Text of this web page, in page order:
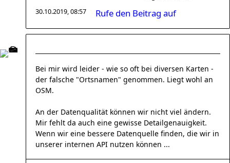
30.10.2019, 08:57
Rufe den Beitrag auf
Bei mir wird leider - wie so oft bei diversen Karten -
der falsche "Ortsnamen" genommen. Liegt wohl an
OSM.
An der Datenqualität können wir nicht viel ändern.
Mir fehlt da auch eine gewisse Detailgenauigkeit.
Wenn wir eine bessere Datenquelle finden, die wir in
unserer internen API nutzen können ...